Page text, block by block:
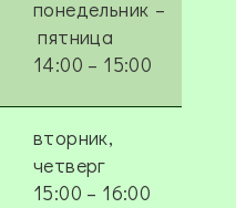
понедельник –
пятница
14:00 – 15:00
вторник,
четверг
15:00 – 16:00